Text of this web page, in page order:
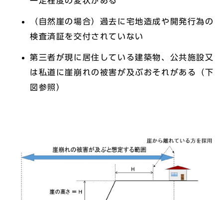
（自然崖の場合）過去に宅地造成や開発行為の
検査済証を交付されていない
第三者が現に居住している建築物、公共施設又
は私道に崖崩れの被害が及ぶおそれがある（下
図参照）